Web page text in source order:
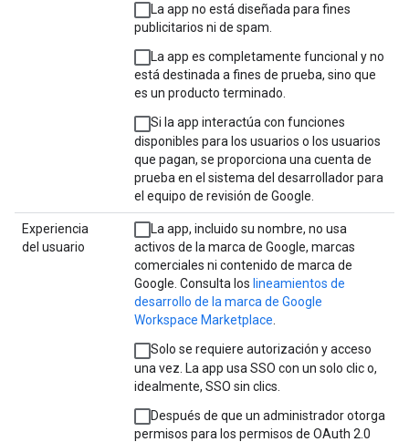
La app no está diseñada para fines
publicitarios ni de spam.
La app es completamente funcional y no
está destinada a fines de prueba, sino que
es un producto terminado.
Si la app interactúa con funciones
disponibles para los usuarios o los usuarios
que pagan, se proporciona una cuenta de
prueba en el sistema del desarrollador para
el equipo de revisión de Google.
Experiencia
del usuario
La app, incluido su nombre, no usa
activos de la marca de Google, marcas
comerciales ni contenido de marca de
Google. Consulta los lineamientos de
desarrollo de la marca de Google
Workspace Marketplace.
Solo se requiere autorización y acceso
una vez. La app usa SSO con un solo clic o,
idealmente, SSO sin clics.
Después de que un administrador otorga
permisos para los permisos de OAuth 2.0